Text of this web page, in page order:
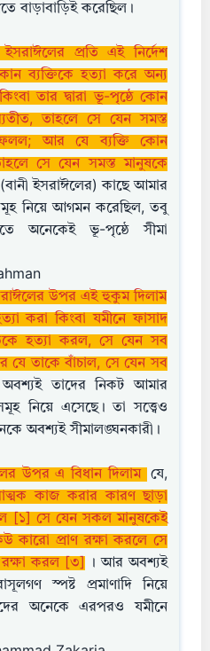
বাড়াবাড়িই করেছিল।
প্রতি এই নির্দেশ
ব্যক্তিকে হত্যা করে অন্য
তার দ্বারা ভূ-পৃষ্ঠে কোন
তাহলে সে যেন সমস্ত
আর যে ব্যক্তি কোন
সে যেন সমস্ত মানুষকে
ইসরাঈলের) কাছে আমার
নিয়ে আগমন করেছিল, তবু
অনেকেই ভূ-পৃষ্ঠে সীমা
উপর এই হুকুম দিলাম
করা কিংবা যমীনে ফাসাদ
হত্যা করল, সে যেন সব
তাকে বাঁচাল, সে যেন সব
তাদের নিকট আমার
নিয়ে এসেছে। তা সত্ত্বেও
অবশ্যই সীমালঙ্ঘনকারী।
উপর এ বিধান দিলাম
যে,
কাজ করার কারণ ছাড়া
[১] সে যেন সকল মানুষকেই
প্রাণ রক্ষা করলে সে
করল [৩]
। আর অবশ্যই
স্পষ্ট প্রমাণাদি নিয়ে
অনেকে এরপরও যমীনে